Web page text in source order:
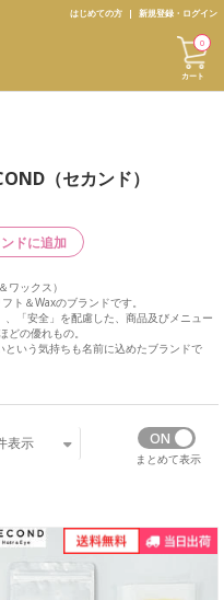
はじめての方 新規登録・ログイン
カート
0
（セカンド）
ドに追加
ックス）
ト＆Waxのブランドです。
「安全」を配慮した、商品及びメニュー
どの優れもの。
という気持ちも名前に込めたブランドで
表示
まとめて表示